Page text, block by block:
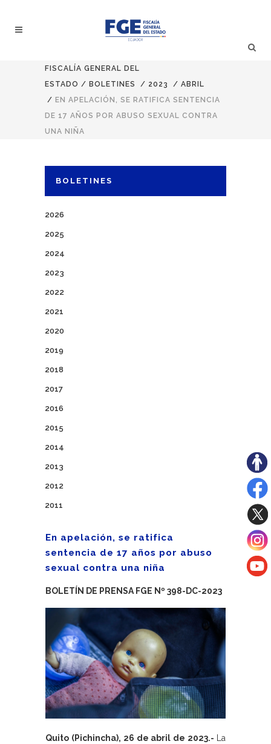
FISCALÍA GENERAL DEL
ESTADO / BOLETINES / 2023 / ABRIL
/ EN APELACIÓN, SE RATIFICA SENTENCIA
DE 17 AÑOS POR ABUSO SEXUAL CONTRA
UNA NIÑA
BOLETINES
2026
2025
2024
2023
2022
2021
2020
2019
2018
2017
2016
2015
2014
2013
2012
2011
En apelación, se ratifica
sentencia de 17 años por abuso
sexual contra una niña
BOLETÍN DE PRENSA FGE Nº 398-DC-2023
Quito (Pichincha), 26 de abril de 2023.- La